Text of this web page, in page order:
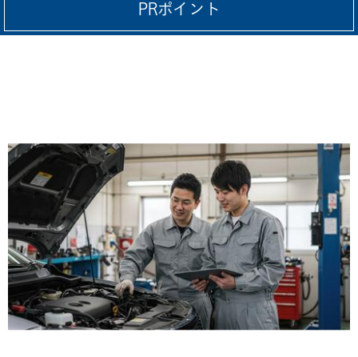
PRポイント